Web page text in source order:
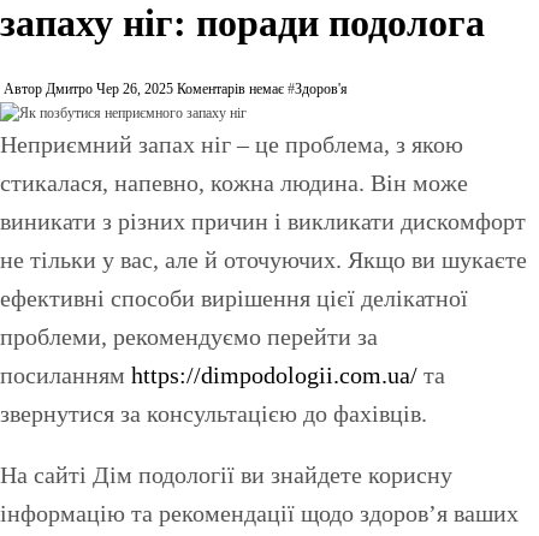
запаху ніг: поради подолога
Автор Дмитро Чер 26, 2025 Коментарів немає #Здоров'я
Неприємний запах ніг – це проблема, з якою
стикалася, напевно, кожна людина. Він може
виникати з різних причин і викликати дискомфорт
не тільки у вас, але й оточуючих. Якщо ви шукаєте
ефективні способи вирішення цієї делікатної
проблеми, рекомендуємо перейти за
посиланням https://dimpodologii.com.ua/ та
звернутися за консультацією до фахівців.
На сайті Дім подології ви знайдете корисну
інформацію та рекомендації щодо здоров’я ваших